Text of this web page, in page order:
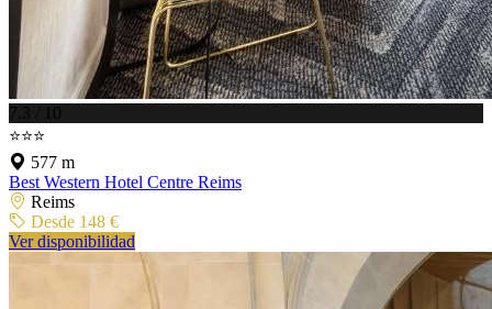
7.3 / 10
⭐⭐⭐
577 m
Best Western Hotel Centre Reims
Reims
Desde 148 €
Ver disponibilidad